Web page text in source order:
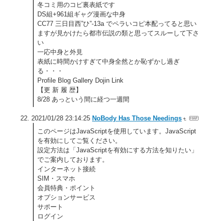
冬コミ用のコピ裏表紙です
DS組+961組ギャグ漫画な中身
CC77 三日目西”ひ”-13a でペラいコピ本配ってると思い
ますが見かけたら都市伝説の類と思ってスルーして下さ
い
一応中身と外見
表紙に時間かけすぎて中身全然とか恥ずかし過ぎ
る・・・
Profile Blog Gallery Dojin Link
【更 新 履 歴】
8/28 あっという間に経つ一週間
2021/01/28 23:14:25 NoBody Has Those Needings
このページはJavaScriptを使用しています。JavaScript
を有効にしてご覧ください。
設定方法は「JavaScriptを有効にする方法を知りたい」
でご案内しております。
インターネット接続
SIM・スマホ
会員特典・ポイント
オプションサービス
サポート
ログイン